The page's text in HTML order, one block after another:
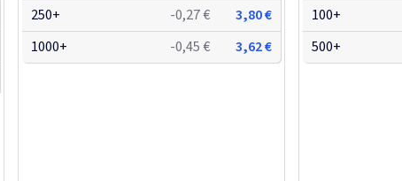
250+
-0,27 €
3,80 €
1000+
-0,45 € 3,62 €
100+
500+